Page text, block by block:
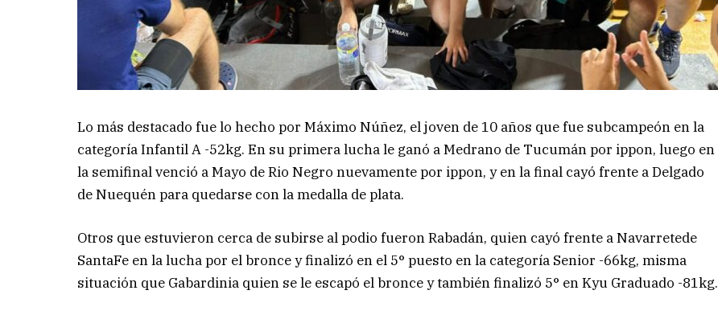
Lo más destacado fue lo hecho por Máximo Núñez, el joven de 10 años que fue subcampeón en la
categoría Infantil A -52kg. En su primera lucha le ganó a Medrano de Tucumán por ippon, luego en
la semifinal venció a Mayo de Rio Negro nuevamente por ippon, y en la final cayó frente a Delgado
de Nuequén para quedarse con la medalla de plata.
Otros que estuvieron cerca de subirse al podio fueron Rabadán, quien cayó frente a Navarretede
SantaFe en la lucha por el bronce y finalizó en el 5° puesto en la categoría Senior -66kg, misma
situación que Gabardinia quien se le escapó el bronce y también finalizó 5° en Kyu Graduado -81kg.